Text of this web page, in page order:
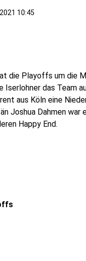
10:45
die Playoffs um die
Iserlohner das Team
aus Köln eine
Joshua Dahmen
Happy End.